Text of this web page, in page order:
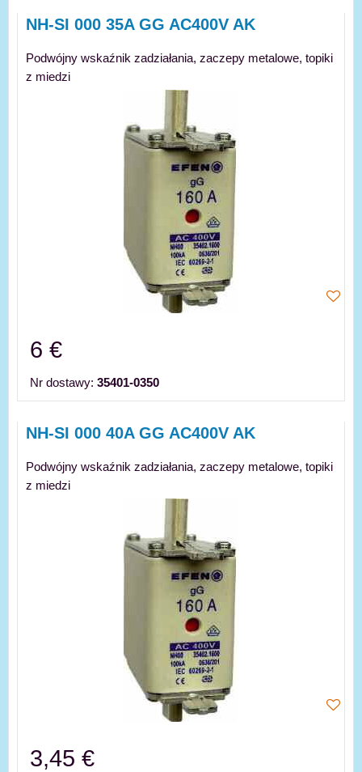
NH-SI 000 35A GG AC400V AK
Podwójny wskaźnik zadziałania, zaczepy metalowe, topiki
z miedzi
6 €
Nr dostawy: 35401-0350
NH-SI 000 40A GG AC400V AK
Podwójny wskaźnik zadziałania, zaczepy metalowe, topiki
z miedzi
3,45 €